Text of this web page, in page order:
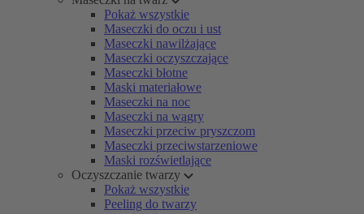
Pokaż wszystkie
Maseczki do oczu i ust
Maseczki nawilżające
Maseczki oczyszczające
Maseczki błotne
Maski materiałowe
Maseczki na noc
Maseczki na wągry
Maseczki przeciw pryszczom
Maseczki przeciwstarzeniowe
Maski rozświetlające
Oczyszczanie twarzy
Pokaż wszystkie
Peeling do twarzy